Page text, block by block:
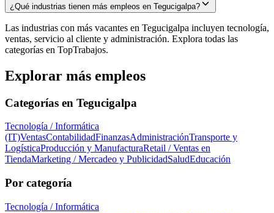
¿Qué industrias tienen más empleos en Tegucigalpa?
Las industrias con más vacantes en Tegucigalpa incluyen tecnología,
ventas, servicio al cliente y administración. Explora todas las
categorías en TopTrabajos.
Explorar más empleos
Categorías en Tegucigalpa
Tecnología / Informática
(IT)VentasContabilidadFinanzasAdministraciónTransporte y
LogísticaProducción y ManufacturaRetail / Ventas en
TiendaMarketing / Mercadeo y PublicidadSaludEducación
Por categoría
Tecnología / Informática